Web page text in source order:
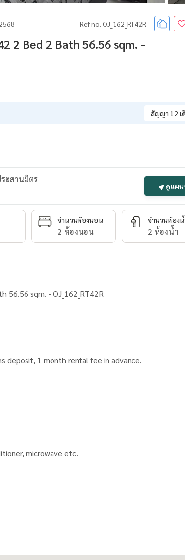
Ref no. OJ_162_RT42R
2 Bed 2 Bath 56.56 sqm. -
สัญญา 12 เ
ะสานมิตร
ดูแผ
จำนวนห้องนอน
2 ห้องนอน
จำนวนห้องน้
2 ห้องน้ำ
56.56 sqm. - OJ_162_RT42R
deposit, 1 month rental fee in advance.
microwave etc.